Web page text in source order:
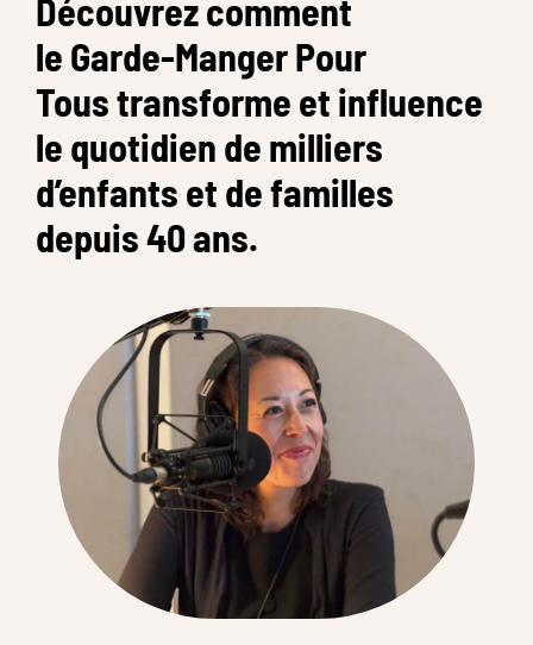
Découvrez comment
le Garde-Manger Pour
Tous transforme et influence
le quotidien de milliers
d’enfants et de familles
depuis 40 ans.